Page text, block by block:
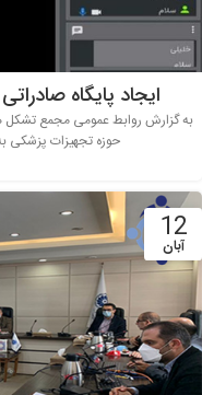
ایجاد پایگاه
به گزارش روابط عمومی مجمع تشکل
حوزه تجهیزات پزشکی
12
آبان